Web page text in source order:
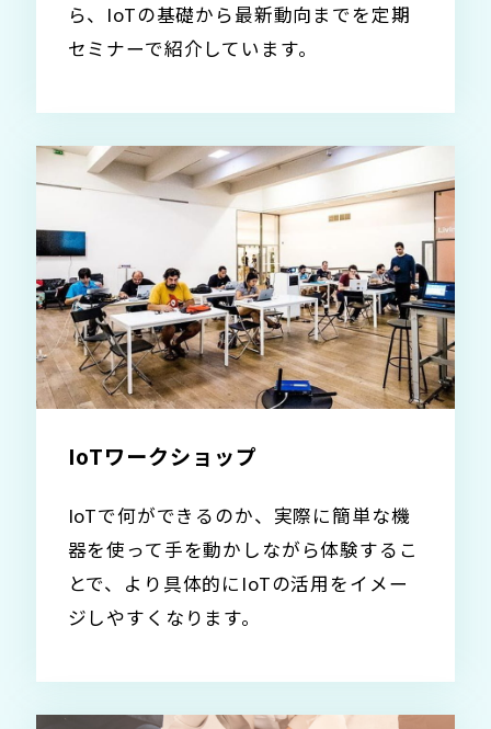
ら、IoTの基礎から最新動向までを定期
セミナーで紹介しています。
IoTワークショップ
IoTで何ができるのか、実際に簡単な機
器を使って手を動かしながら体験するこ
とで、より具体的にIoTの活用をイメー
ジしやすくなります。